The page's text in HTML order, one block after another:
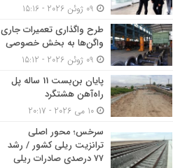
طرح واگذاری تعمیرات جاری
واگن‌ها به بخش خصوصی
پایان بن‌بست 11 ساله پل
راه‌آهن هشتگرد
سرخس؛ محور اصلی
ترانزیت ریلی کشور / رشد
۷۷ درصدی صادرات ریلی